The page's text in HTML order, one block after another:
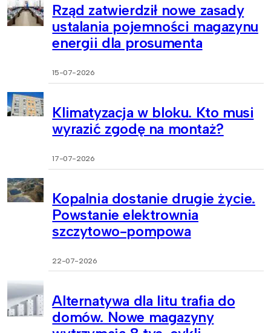
Rząd zatwierdził nowe zasady
ustalania pojemności magazynu
energii dla prosumenta
15-07-2026
Klimatyzacja w bloku. Kto musi
wyrazić zgodę na montaż?
17-07-2026
Kopalnia dostanie drugie życie.
Powstanie elektrownia
szczytowo-pompowa
22-07-2026
Alternatywa dla litu trafia do
domów. Nowe magazyny